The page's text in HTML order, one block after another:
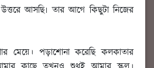
উত্তরে আসছি৷ তার আগে কিছুটা নিজের
মেয়ে। পড়াশোনা করেছি কলকাতার